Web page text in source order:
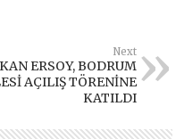
Next
ERSOY, BODRUM
AÇILIŞ TÖRENİNE
KATILDI